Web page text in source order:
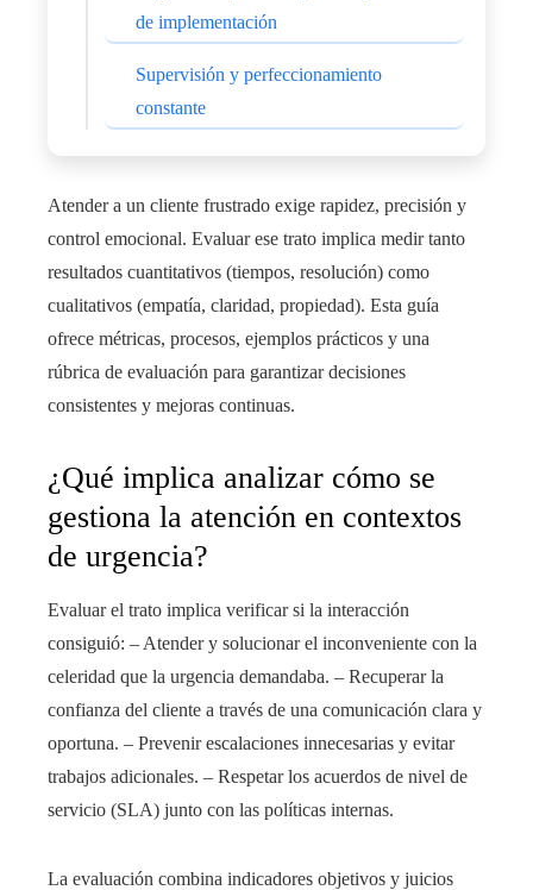
de implementación
Supervisión y perfeccionamiento
constante
Atender a un cliente frustrado exige rapidez, precisión y
control emocional. Evaluar ese trato implica medir tanto
resultados cuantitativos (tiempos, resolución) como
cualitativos (empatía, claridad, propiedad). Esta guía
ofrece métricas, procesos, ejemplos prácticos y una
rúbrica de evaluación para garantizar decisiones
consistentes y mejoras continuas.
¿Qué implica analizar cómo se
gestiona la atención en contextos
de urgencia?
Evaluar el trato implica verificar si la interacción
consiguió: – Atender y solucionar el inconveniente con la
celeridad que la urgencia demandaba. – Recuperar la
confianza del cliente a través de una comunicación clara y
oportuna. – Prevenir escalaciones innecesarias y evitar
trabajos adicionales. – Respetar los acuerdos de nivel de
servicio (SLA) junto con las políticas internas.
La evaluación combina indicadores objetivos y juicios